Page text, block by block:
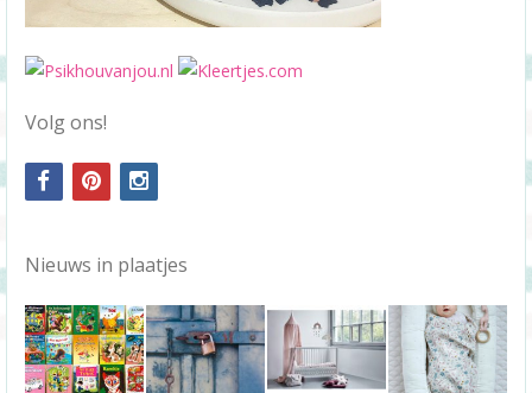
Volg ons!
facebookpinterestinstagram
Nieuws in plaatjes